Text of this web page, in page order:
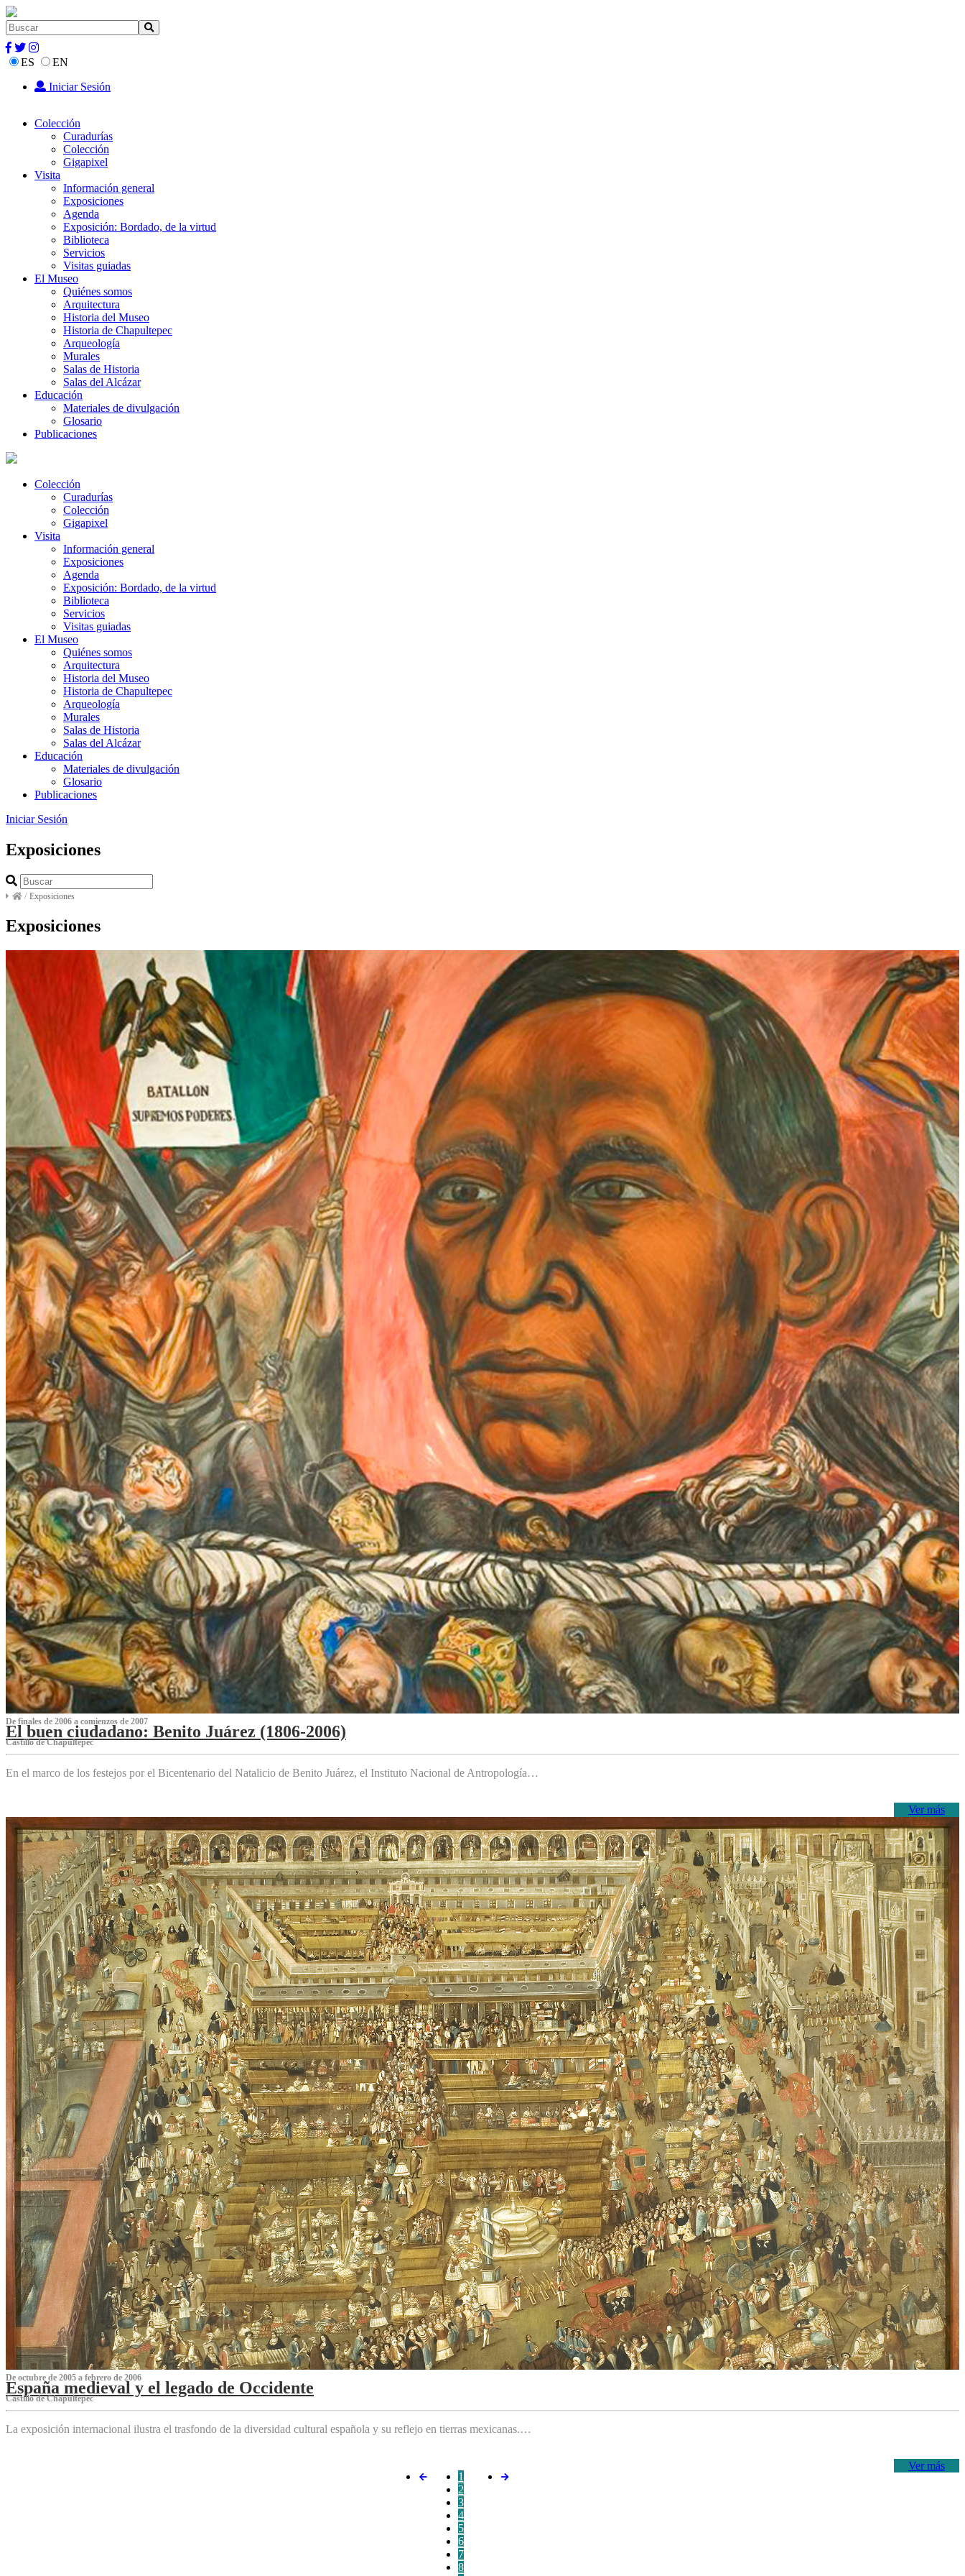
ES
EN
Iniciar Sesión
Colección
Curadurías
Colección
Gigapixel
Visita
Información general
Exposiciones
Agenda
Exposición: Bordado, de la virtud
Biblioteca
Servicios
Visitas guiadas
El Museo
Quiénes somos
Arquitectura
Historia del Museo
Historia de Chapultepec
Arqueología
Murales
Salas de Historia
Salas del Alcázar
Educación
Materiales de divulgación
Glosario
Publicaciones
Colección
Curadurías
Colección
Gigapixel
Visita
Información general
Exposiciones
Agenda
Exposición: Bordado, de la virtud
Biblioteca
Servicios
Visitas guiadas
El Museo
Quiénes somos
Arquitectura
Historia del Museo
Historia de Chapultepec
Arqueología
Murales
Salas de Historia
Salas del Alcázar
Educación
Materiales de divulgación
Glosario
Publicaciones
Iniciar Sesión
Exposiciones
/ Exposiciones
Exposiciones
De finales de 2006 a comienzos de 2007
El buen ciudadano: Benito Juárez (1806-2006)
Castillo de Chapultepec
En el marco de los festejos por el Bicentenario del Natalicio de Benito Juárez, el Instituto Nacional de Antropología…
Ver más
De octubre de 2005 a febrero de 2006
España medieval y el legado de Occidente
Castillo de Chapultepec
La exposición internacional ilustra el trasfondo de la diversidad cultural española y su reflejo en tierras mexicanas.…
Ver más
1
2
3
4
5
6
7
8